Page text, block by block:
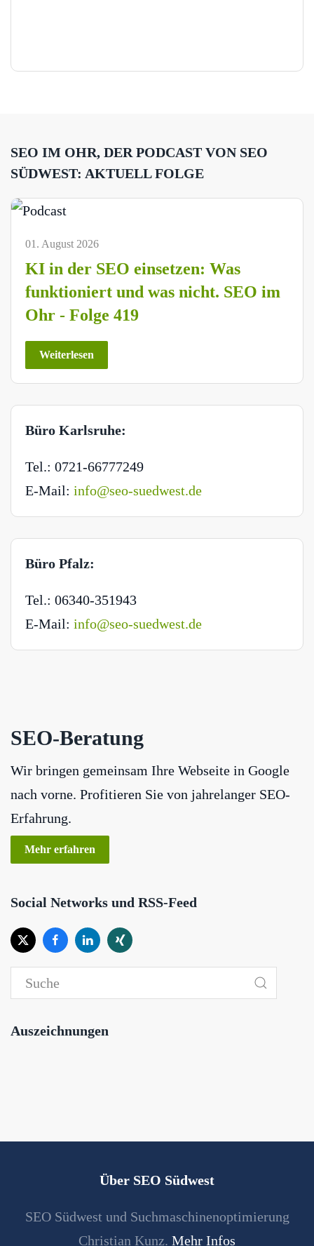
SEO IM OHR, DER PODCAST VON SEO
SÜDWEST: AKTUELL FOLGE
01. August 2026
KI in der SEO einsetzen: Was
funktioniert und was nicht. SEO im
Ohr - Folge 419
Weiterlesen
Büro Karlsruhe:
Tel.: 0721-66777249
E-Mail: info@seo-suedwest.de
Büro Pfalz:
Tel.: 06340-351943
E-Mail: info@seo-suedwest.de
SEO-Beratung
Wir bringen gemeinsam Ihre Webseite in Google
nach vorne. Profitieren Sie von jahrelanger SEO-
Erfahrung.
Mehr erfahren
Social Networks und RSS-Feed
Auszeichnungen
Über SEO Südwest
SEO Südwest und Suchmaschinenoptimierung
Christian Kunz. Mehr Infos